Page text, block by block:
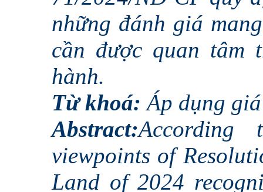
những đánh giá
cần được quan
hành.
Từ khoá:Áp dụng
Abstract:According
viewpoints of
Land of 2024